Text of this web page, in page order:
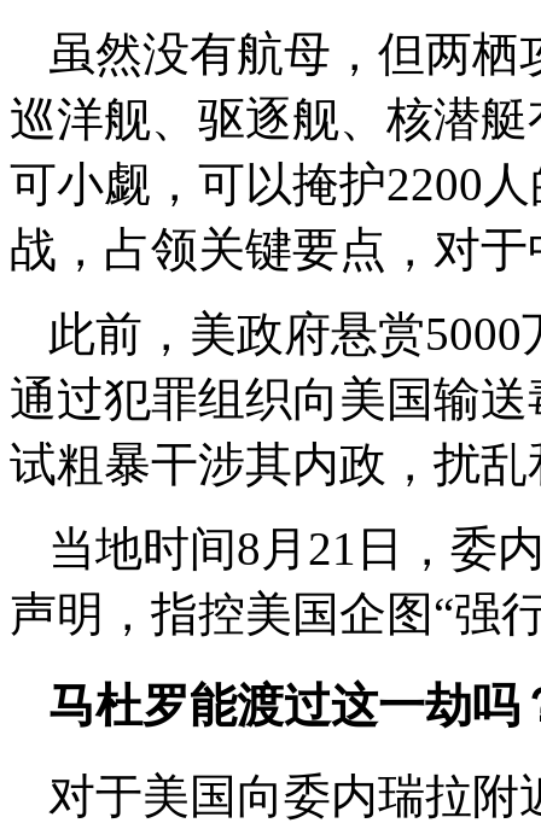
虽然没有航母，但两栖
巡洋舰、驱逐舰、核潜
可小觑，可以掩护2200
战，占领关键要点，对
此前，美政府悬赏
通过犯罪组织向美国输
试粗暴干涉其内政，扰
当地时间8月21日，委
声明，指控美国企图“强
马杜罗能渡过这一劫吗
对于美国向委内瑞拉